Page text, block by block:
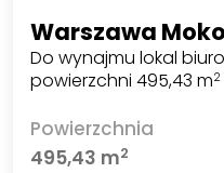
Warszawa
Do wynajmu lokal
powierzchni 495,43 m2
Powierzchnia
495,43 m2